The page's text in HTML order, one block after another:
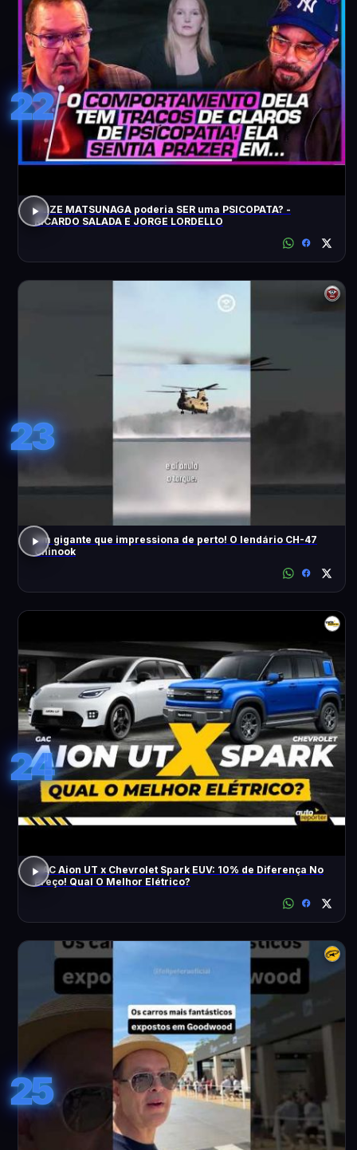
22
ELIZE MATSUNAGA poderia SER uma PSICOPATA? -
RICARDO SALADA E JORGE LORDELLO
23
Um gigante que impressiona de perto! O lendário CH-47
Chinook
24
GAC Aion UT x Chevrolet Spark EUV: 10% de Diferença No
Preço! Qual O Melhor Elétrico?
25